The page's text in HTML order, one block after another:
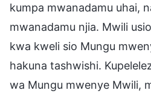
kumpa mwanadamu uhai,
mwanadamu njia. Mwili
kwa kweli sio Mungu
hakuna tashwishi.
wa Mungu mwenye Mwili,